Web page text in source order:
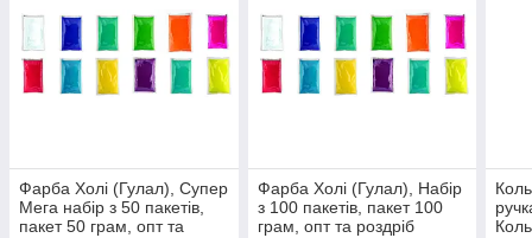
Фарба Холі (Гулал), Супер
Мега набір з 50 пакетів,
пакет 50 грам, опт та
Фарба Холі (Гулал), Набір
з 100 пакетів, пакет 100
грам, опт та роздріб